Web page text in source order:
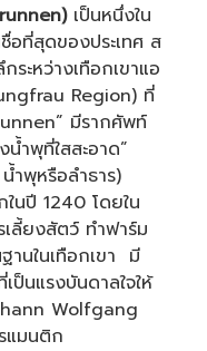
เป็นหนึ่งใน
ที่สุดของประเทศ ส
ระหว่างเทือกเขาแอ
Region) ที่
มีรากศัพท์
ำพุที่ใสสะอาด”
ำพุหรือลำธาร)
นปี 1240 โดยใน
ลี้ยงสัตว์ ทำฟาร์ม
ฐานในเทือกเขา มี
ป็นแรงบันดาลใจให้
Wolfgang
แมนติก